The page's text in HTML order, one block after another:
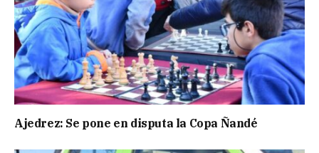
Ajedrez: Se pone en disputa la Copa Ñandé